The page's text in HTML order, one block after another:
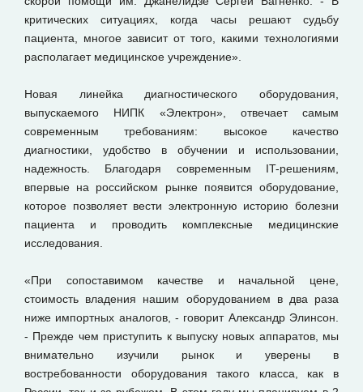
критических ситуациях, когда часы решают судьбу
пациента, многое зависит от того, какими технологиями
располагает медицинское учреждение».
Новая линейка диагностического оборудования,
выпускаемого НИПК «Электрон», отвечает самым
современным требованиям: высокое качество
диагностики, удобство в обучении и использовании,
надежность. Благодаря современным IT-решениям,
впервые на российском рынке появится оборудование,
которое позволяет вести электронную историю болезни
пациента и проводить комплексные медицинские
исследования.
«При сопоставимом качестве и начальной цене,
стоимость владения нашим оборудованием в два раза
ниже импортных аналогов, - говорит Александр Элинсон.
- Прежде чем приступить к выпуску новых аппаратов, мы
внимательно изучили рынок и уверены в
востребованности оборудования такого класса, как в